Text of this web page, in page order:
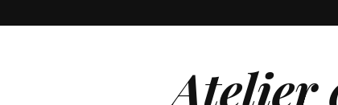
Atelier